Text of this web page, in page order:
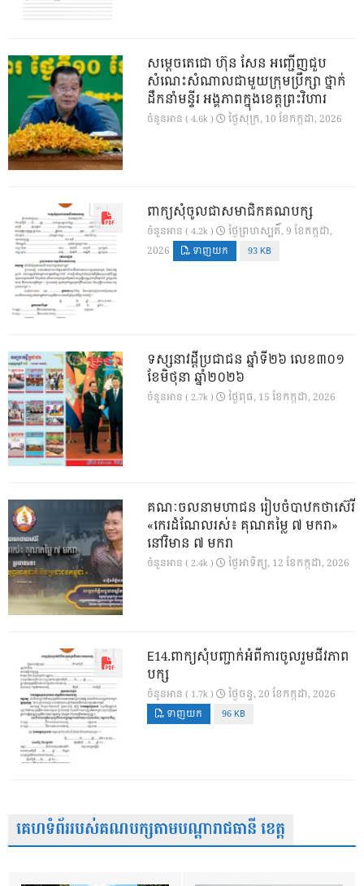
សម្តេចតេជោ ហ៊ុន សែន អញ្ជើញជួប
សំណេះសំណាលជាមួយក្រុមប្រឹក្សា ថ្នាក់
ដឹកនាំមន្ទីរ អង្គភាពក្នុងខេត្តព្រះវិហារ
ចំនួនអាន ( 4.6k ) ថ្ងៃ​សុក្រ, 10 ខែ​កក្កដា, 2026
ពាក្យសុំចូលជាសមាជិកគណបក្ស
ចំនួនអាន ( 4.2k )
ថ្ងៃ​ព្រហស្បតិ៍, 9 ខែ​កក្កដា,
2026
ទាញយក 93 KB
ទស្សនាវដ្ដីប្រជាជន ឆ្នាំទី២៦ លេខ៣០១
ខែមិថុនា ឆ្នាំ២០២៦
ចំនួនអាន ( 2.7k ) ថ្ងៃ​ពុធ, 15 ខែ​កក្កដា, 2026
គណៈចលនាមហាជន រៀបចំបាឋកថាស៊េរី
«កេរដំណែលរស់៖ គុណតម្លៃ ៧ មករា»
នៅវិមាន ៧ មករា
ចំនួនអាន ( 2.4k ) ថ្ងៃ​អាទិត្យ, 12 ខែ​កក្កដា, 2026
E14.ពាក្យសុំបញ្ជាក់អំពីការចូលរួមជីវភាព
បក្ស
ចំនួនអាន ( 1.7k ) ថ្ងៃ​ចន្ទ, 20 ខែ​កក្កដា, 2026
ទាញយក 96 KB
គេហទំព័ររបស់គណបក្សតាមបណ្តារាជធានី ខេត្ត